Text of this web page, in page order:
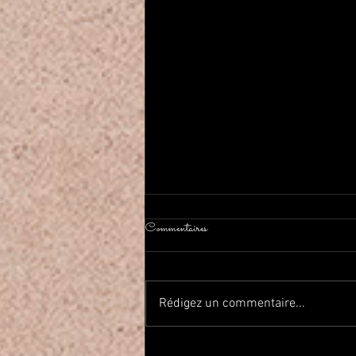
Commentaires
Rédigez un commentaire...